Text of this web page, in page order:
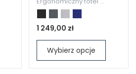
1 249,00 zł
Wybierz opcje